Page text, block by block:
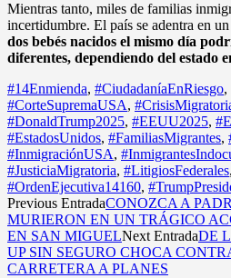
Mientras tanto, miles de familias
incertidumbre. El país se adentra en
dos bebés nacidos el mismo día
diferentes, dependiendo del estado
#14Enmienda, #CiudadaníaEnRiesgo,
#CorteSupremaUSA,
#DonaldTrump2025, #EEUU2025,
#EstadosUnidos, #FamiliasMigrantes,
#InmigraciónUSA,
#JusticiaMigratoria, #LitigiosFederales,
#OrdenEjecutiva14160,
Previous EntradaCONOZCA A
MURIERON EN UN TRÁGICO
EN SAN MIGUELNext EntradaDE
UP SIN SEGURO CHOCA
CARRETERA A PLANES